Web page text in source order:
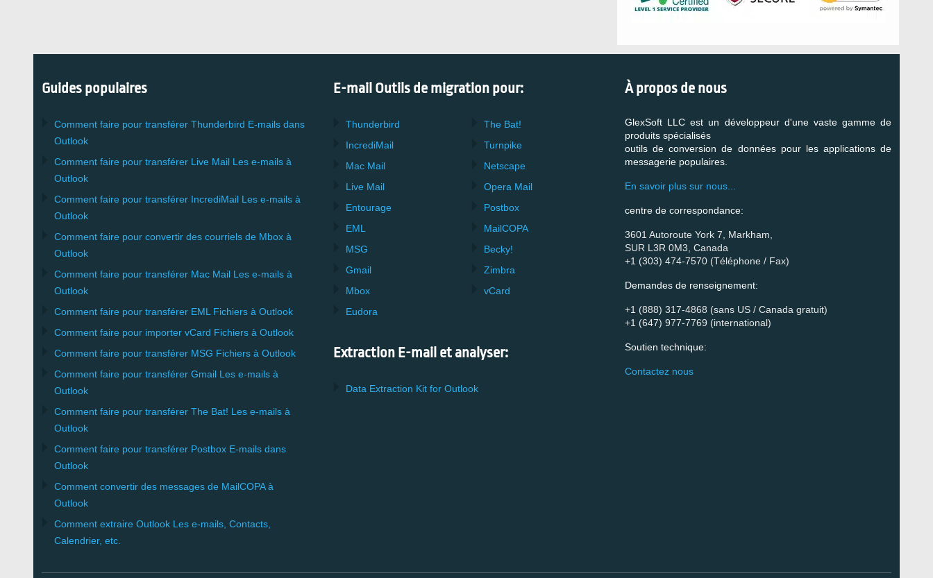
Guides populaires
Comment faire pour transférer Thunderbird E-mails dans
Outlook
Comment faire pour transférer Live Mail Les e-mails à
Outlook
Comment faire pour transférer IncrediMail Les e-mails à
Outlook
Comment faire pour convertir des courriels de Mbox à
Outlook
Comment faire pour transférer Mac Mail Les e-mails à
Outlook
Comment faire pour transférer EML Fichiers à Outlook
Comment faire pour importer vCard Fichiers à Outlook
Comment faire pour transférer MSG Fichiers à Outlook
Comment faire pour transférer Gmail Les e-mails à
Outlook
Comment faire pour transférer The Bat! Les e-mails à
Outlook
Comment faire pour transférer Postbox E-mails dans
Outlook
Comment convertir des messages de MailCOPAà
Outlook
Comment extraire Outlook Les e-mails, Contacts,
Calendrier, etc.
E-mail Outils de migration pour:
Thunderbird
IncrediMail
Mac Mail
Live Mail
Entourage
EML
MSG
Gmail
Mbox
Eudora
The Bat!
Turnpike
Netscape
Opera Mail
Postbox
MailCOPA
Becky!
Zimbra
vCard
Extraction E-mail et analyser:
Data Extraction Kit for Outlook
À propos de nous
GlexSoft LLC est un développeur d'une vaste gamme de
produits spécialisés
outils de conversion de données pour les applications de
messagerie populaires.
En savoir plus sur nous...
centre de correspondance:
3601 Autoroute York 7, Markham,
SUR L3R 0M3, Canada
+1 (303) 474-7570 (Téléphone / Fax)
Demandes de renseignement:
+1 (888) 317-4868 (sans US / Canada gratuit)
+1 (647) 977-7769 (international)
Soutien technique:
Contactez nous